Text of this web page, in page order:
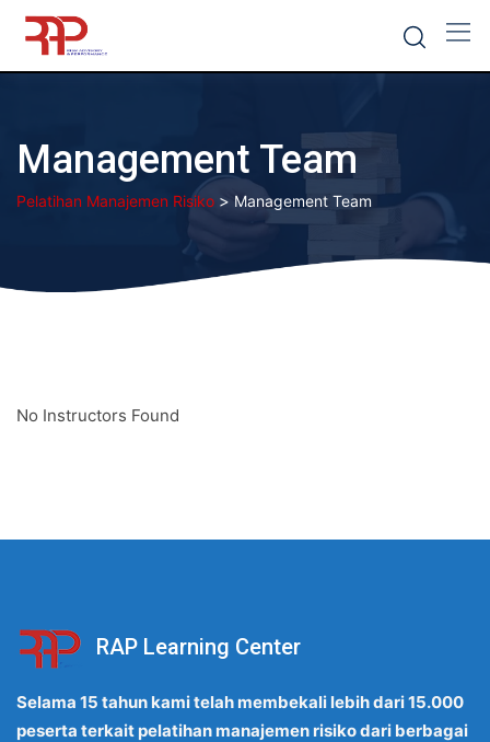
Skip
content
Management Team
Pelatihan Manajemen Risiko > Management Team
No Instructors Found
RAP Learning Center
Selama 15 tahun kami telah membekali lebih dari 15.000
peserta terkait pelatihan manajemen risiko dari berbagai